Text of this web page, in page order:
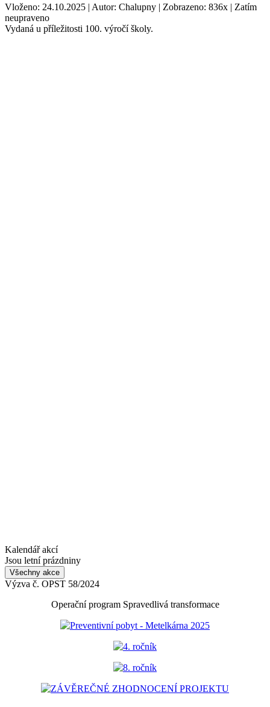
Vloženo: 24.10.2025 | Autor: Chalupny | Zobrazeno: 836x | Zatím
neupraveno
Vydaná u příležitosti 100. výročí školy.
Kalendář akcí
Jsou letní prázdniny
Všechny akce
Výzva č. OPST 58/2024
Operační program Spravedlivá transformace
Preventivní pobyt - Metelkárna 2025
4. ročník
8. ročník
ZÁVĚREČNÉ ZHODNOCENÍ PROJEKTU